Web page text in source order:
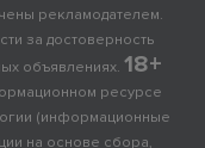
рекламодателем.
за достоверность
объявлениях. 18+
ресурсе
(информационные
на основе сбора,